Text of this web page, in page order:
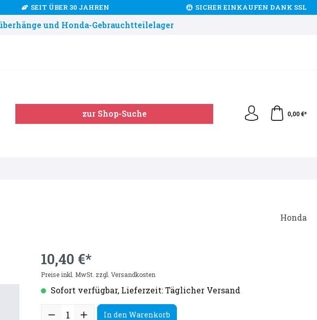
SEIT ÜBER 30 JAHREN SICHER EINKAUFEN DANK SSL
und Honda-Gebrauchtteilelager
zur Shop-Suche 0,00 €*
Honda
10,40 €*
Preise inkl. MwSt. zzgl. Versandkosten
Sofort verfügbar, Lieferzeit: Täglicher Versand
In den Warenkorb